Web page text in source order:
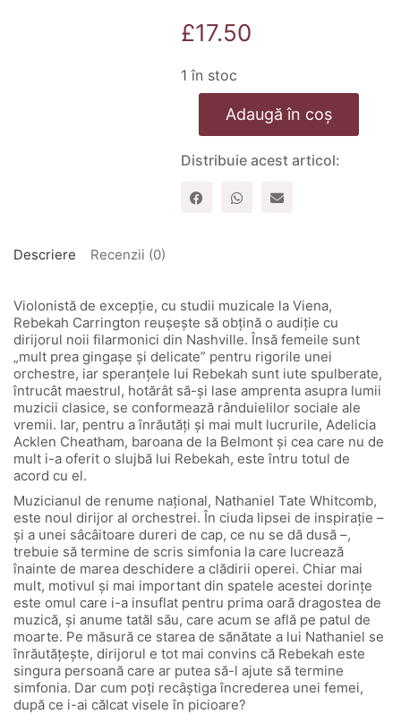
£17.50
1 în stoc
Cantitate
melodie
necantata.
Seria
Belmont"
Adaugă în coș
Distribuie acest articol:
Descriere Recenzii (0)
Violonistă de excepție, cu studii muzicale la Viena,
Rebekah Carrington reușește să obțină o audiție cu
dirijorul noii filarmonici din Nashville. Însă femeile sunt
„mult prea gingașe și delicate” pentru rigorile unei
orchestre, iar speranțele lui Rebekah sunt iute spulberate,
întrucât maestrul, hotărât să-și lase amprenta asupra lumii
muzicii clasice, se conformează rânduielilor sociale ale
vremii. Iar, pentru a înrăutăți și mai mult lucrurile, Adelicia
Acklen Cheatham, baroana de la Belmont și cea care nu de
mult i-a oferit o slujbă lui Rebekah, este întru totul de
acord cu el.
Muzicianul de renume național, Nathaniel Tate Whitcomb,
este noul dirijor al orchestrei. În ciuda lipsei de inspirație –
și a unei sâcâitoare dureri de cap, ce nu se dă dusă –,
trebuie să termine de scris simfonia la care lucrează
înainte de marea deschidere a clădirii operei. Chiar mai
mult, motivul și mai important din spatele acestei dorințe
este omul care i-a insuflat pentru prima oară dragostea de
muzică, și anume tatăl său, care acum se află pe patul de
moarte. Pe măsură ce starea de sănătate a lui Nathaniel se
înrăutățește, dirijorul e tot mai convins că Rebekah este
singura persoană care ar putea să-l ajute să termine
simfonia. Dar cum poți recâștiga încrederea unei femei,
după ce i-ai călcat visele în picioare?